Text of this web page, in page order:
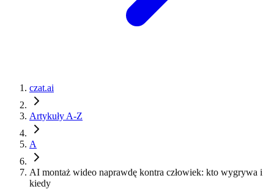
czat.ai
Artykuły A-Z
A
AI montaż wideo naprawdę kontra człowiek: kto wygrywa i
kiedy